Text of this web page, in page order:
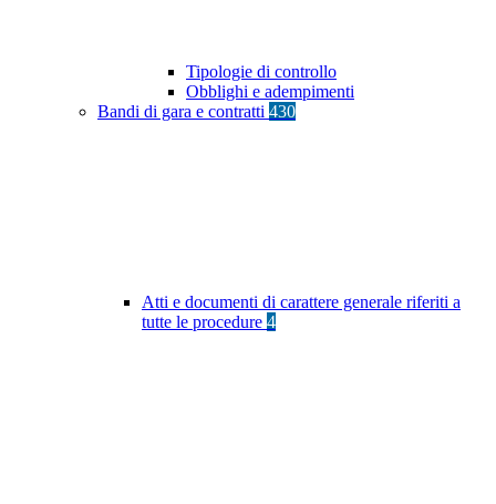
Tipologie di controllo
Obblighi e adempimenti
Bandi di gara e contratti 430
Atti e documenti di carattere generale riferiti a
tutte le procedure 4